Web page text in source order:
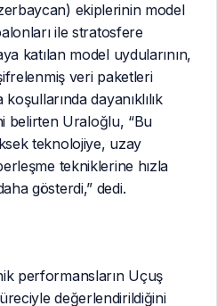
ekiplerinin model
ile stratosfere
katılan model uydularının,
veri paketleri
dayanıklılık
belirten Uraloğlu, “Bu
teknolojiye, uzay
tekniklerine hızla
gösterdi,” dedi.
performansların Uçuş
değerlendirildiğini